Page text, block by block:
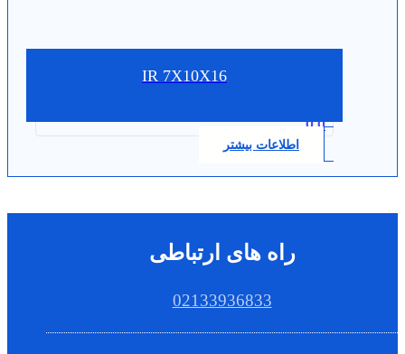
IR 7X10X16
0.0
اطلاعات بیشتر
راه های ارتباطی
02133936833